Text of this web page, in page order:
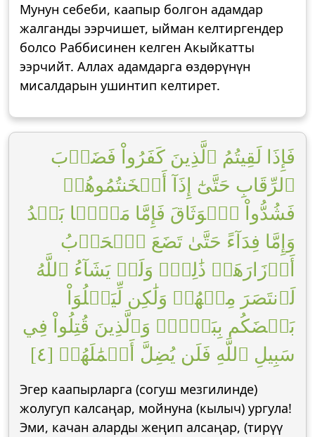
Мунун себеби, каапыр болгон адамдар
жалганды ээрчишет, ыйман келтиргендер
болсо Раббисинен келген Акыйкатты
ээрчийт. Аллах адамдарга өздөрүнүн
мисалдарын ушинтип келтирет.
فَإِذَا لَقِيتُمُ ٱلَّذِينَ كَفَرُواْ فَضَرۡبَ
ٱلرِّقَابِ حَتَّىٰٓ إِذَآ أَثۡخَنتُمُوهُمۡ
فَشُدُّواْ ٱلۡوَثَاقَ فَإِمَّا مَنَّۢا بَعۡدُ
وَإِمَّا فِدَآءً حَتَّىٰ تَضَعَ ٱلۡحَرۡبُ
أَوۡزَارَهَاۚ ذَٰلِكَۖ وَلَوۡ يَشَآءُ ٱللَّهُ
لَٱنتَصَرَ مِنۡهُمۡ وَلَٰكِن لِّيَبۡلُوَاْ
بَعۡضَكُم بِبَعۡضٖۗ وَٱلَّذِينَ قُتِلُواْ فِي
سَبِيلِ ٱللَّهِ فَلَن يُضِلَّ أَعۡمَٰلَهُمۡ [٤]
Эгер каапырларга (согуш мезгилинде)
жолугуп калсаңар, мойнуна (кылыч) ургула!
Эми, качан аларды жеңип алсаңар, (тирүү